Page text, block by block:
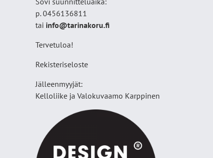
p. 0456136811
tai info@tarinakoru.fi
Tervetuloa!
Rekisteriseloste
Jälleenmyyjät:
Kelloliike ja Valokuvaamo Karppinen